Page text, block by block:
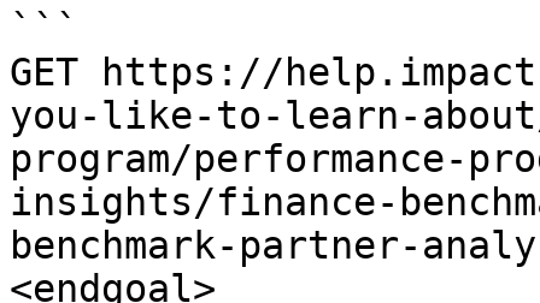
```
GET https://
you-like-to-learn-
program/performance-
insights/finance-
benchmark-partner-
<endgoal>